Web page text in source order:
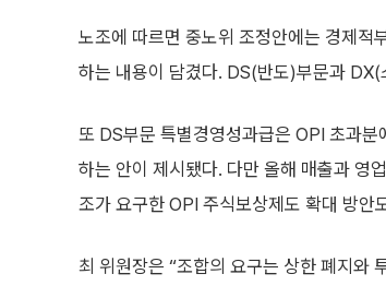
노조에 따르면 중노위 조정안에는 경제
하는 내용이 담겼다. DS(반도)부문과 DX(
또 DS부문 특별경영성과급은 OPI 초과
하는 안이 제시됐다. 다만 올해 매출과 영
조가 요구한 OPI 주식보상제도 확대 방안
최 위원장은 “조합의 요구는 상한 폐지와